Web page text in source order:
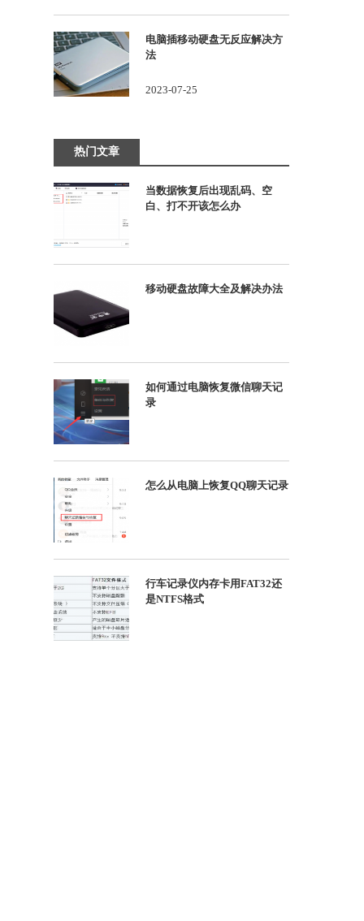
电脑插移动硬盘无反应解决方
法
2023-07-25
热门文章
当数据恢复后出现乱码、空
白、打不开该怎么办
移动硬盘故障大全及解决办法
如何通过电脑恢复微信聊天记
录
怎么从电脑上恢复QQ聊天记录
行车记录仪内存卡用FAT32还
是NTFS格式